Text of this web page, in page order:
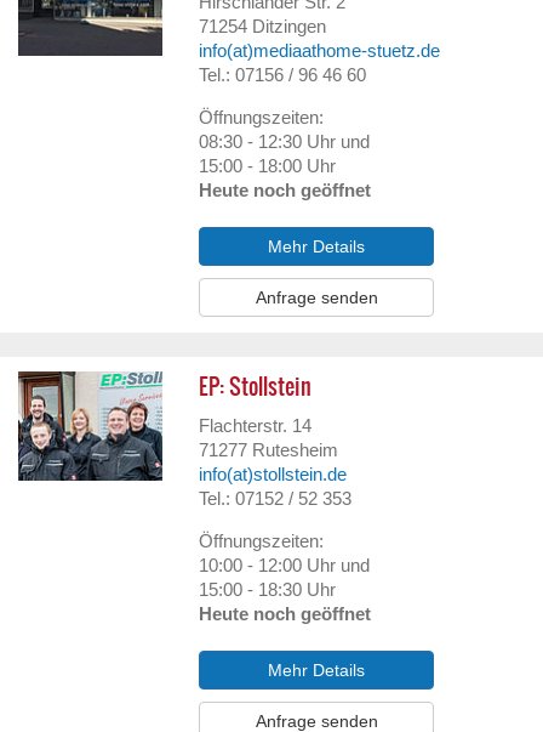
71254 Ditzingen
info(at)mediaathome-stuetz.de
Tel.: 07156 / 96 46 60
Öffnungszeiten:
08:30 - 12:30 Uhr und
15:00 - 18:00 Uhr
Heute noch geöffnet
Mehr Details
Anfrage senden
EP: Stollstein
Flachterstr. 14
71277 Rutesheim
info(at)stollstein.de
Tel.: 07152 / 52 353
Öffnungszeiten:
10:00 - 12:00 Uhr und
15:00 - 18:30 Uhr
Heute noch geöffnet
Mehr Details
Anfrage senden